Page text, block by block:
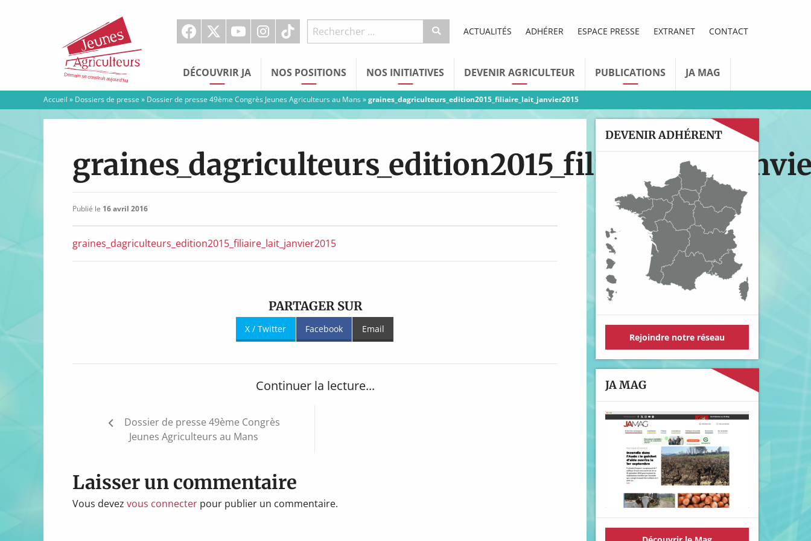
Agriculteurs
ACTUALITÉS ADHÉRER ESPACE PRESSE EXTRANET CONTACT
DÉCOUVRIR JA NOS POSITIONS NOS INITIATIVES DEVENIR AGRICULTEUR PUBLICATIONS JA MAG
Accueil » Dossiers de presse » Dossier de presse 49ème Congrès Jeunes Agriculteurs au Mans»graines_dagriculteurs_edition2015_filiaire_lait_janvier2015
Publié le 16 avril 2016
graines_dagriculteurs_edition2015_filiaire_lait_janvier2015
PARTAGER SUR
X / Twitter Facebook Email
Continuer la lecture...
NavigationDossier de presse 49ème Congrès
Jeunes Agriculteurs au Mans
Laisser un commentaire
Vous devez vous connecter pour publier un commentaire.
DEVENIR ADHÉRENT
Rejoindre notre réseau
JA MAG